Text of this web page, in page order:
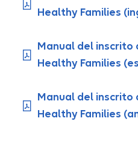
Healthy Families
Manual del inscrito
Healthy Families
Manual del inscrito
Healthy Families